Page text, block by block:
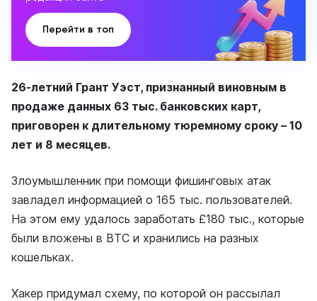
Перейти в топ
26-летний Грант Уэст, признанный виновным в
продаже данных 63 тыс. банковских карт,
приговорен к длительному тюремному сроку – 10
лет и 8 месяцев.
Злоумышленник при помощи фишинговых атак
завладел информацией о 165 тыс. пользователей.
На этом ему удалось заработать £180 тыс., которые
были вложены в ВТС и хранились на разных
кошельках.
Хакер придумал схему, по которой он рассылал